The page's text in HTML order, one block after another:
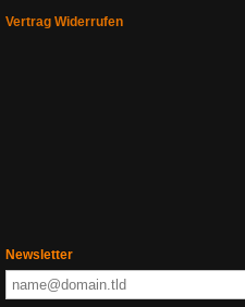
Vertrag Widerrufen
Newsletter